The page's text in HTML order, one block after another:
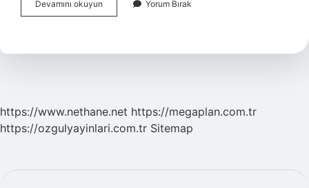
Devamını okuyun Közlenmiş
Patlıcan
Yapılabilir
Yorum Bırak
https://www.nethane.net https://megaplan.com.tr
https://ozgulyayinlari.com.tr Sitemap